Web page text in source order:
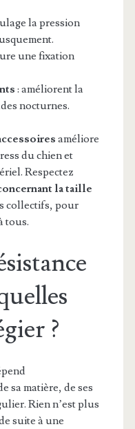
la pression
une fixation
: améliorent la
nocturnes.
améliore
du chien et
Respectez
la taille
collectifs, pour
tous.
?
sa matière, de ses
Rien n’est plus
suite à une